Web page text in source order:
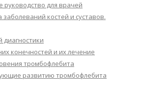
для врачей
заболеваний костей и суставов.
диагностики
конечностей и их лечение
тромбофлебита
развитию тромбофлебита